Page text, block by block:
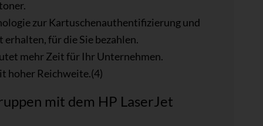
zur Kartuschenauthentifizierung und
erhalten, für die Sie bezahlen.
mehr Zeit für Ihr Unternehmen.
hoher Reichweite.(4)
mit dem HP LaserJet